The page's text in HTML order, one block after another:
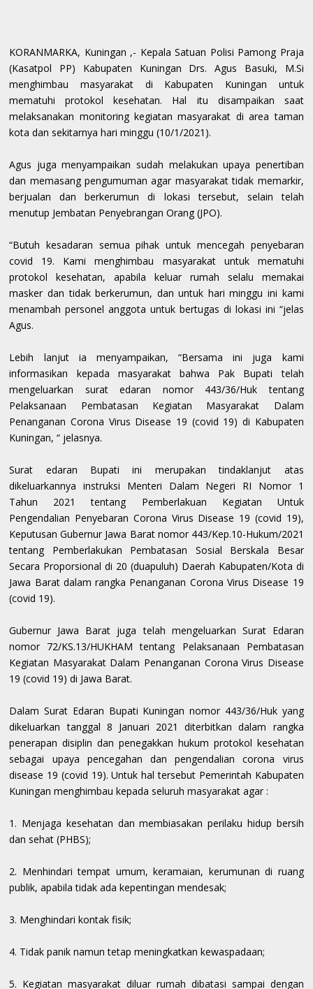
KORANMARKA, Kuningan ,- Kepala Satuan Polisi Pamong Praja
(Kasatpol PP) Kabupaten Kuningan Drs. Agus Basuki, M.Si
menghimbau masyarakat di Kabupaten Kuningan untuk
mematuhi protokol kesehatan. Hal itu disampaikan saat
melaksanakan monitoring kegiatan masyarakat di area taman
kota dan sekitarnya hari minggu (10/1/2021).
Agus juga menyampaikan sudah melakukan upaya penertiban
dan memasang pengumuman agar masyarakat tidak memarkir,
berjualan dan berkerumun di lokasi tersebut, selain telah
menutup Jembatan Penyebrangan Orang (JPO).
“Butuh kesadaran semua pihak untuk mencegah penyebaran
covid 19. Kami menghimbau masyarakat untuk mematuhi
protokol kesehatan, apabila keluar rumah selalu memakai
masker dan tidak berkerumun, dan untuk hari minggu ini kami
menambah personel anggota untuk bertugas di lokasi ini “jelas
Agus.
Lebih lanjut ia menyampaikan, “Bersama ini juga kami
informasikan kepada masyarakat bahwa Pak Bupati telah
mengeluarkan surat edaran nomor 443/36/Huk tentang
Pelaksanaan Pembatasan Kegiatan Masyarakat Dalam
Penanganan Corona Virus Disease 19 (covid 19) di Kabupaten
Kuningan, “ jelasnya.
Surat edaran Bupati ini merupakan tindaklanjut atas
dikeluarkannya instruksi Menteri Dalam Negeri RI Nomor 1
Tahun 2021 tentang Pemberlakuan Kegiatan Untuk
Pengendalian Penyebaran Corona Virus Disease 19 (covid 19),
Keputusan Gubernur Jawa Barat nomor 443/Kep.10-Hukum/2021
tentang Pemberlakukan Pembatasan Sosial Berskala Besar
Secara Proporsional di 20 (duapuluh) Daerah Kabupaten/Kota di
Jawa Barat dalam rangka Penanganan Corona Virus Disease 19
(covid 19).
Gubernur Jawa Barat juga telah mengeluarkan Surat Edaran
nomor 72/KS.13/HUKHAM tentang Pelaksanaan Pembatasan
Kegiatan Masyarakat Dalam Penanganan Corona Virus Disease
19 (covid 19) di Jawa Barat.
Dalam Surat Edaran Bupati Kuningan nomor 443/36/Huk yang
dikeluarkan tanggal 8 Januari 2021 diterbitkan dalam rangka
penerapan disiplin dan penegakkan hukum protokol kesehatan
sebagai upaya pencegahan dan pengendalian corona virus
disease 19 (covid 19). Untuk hal tersebut Pemerintah Kabupaten
Kuningan menghimbau kepada seluruh masyarakat agar :
1. Menjaga kesehatan dan membiasakan perilaku hidup bersih
dan sehat (PHBS);
2. Menhindari tempat umum, keramaian, kerumunan di ruang
publik, apabila tidak ada kepentingan mendesak;
3. Menghindari kontak fisik;
4. Tidak panik namun tetap meningkatkan kewaspadaan;
5. Kegiatan masyarakat diluar rumah dibatasi sampai dengan